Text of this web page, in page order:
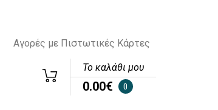
Αγορές με Πιστωτικές Κάρτες
Το καλάθι μου
0.00€ 0